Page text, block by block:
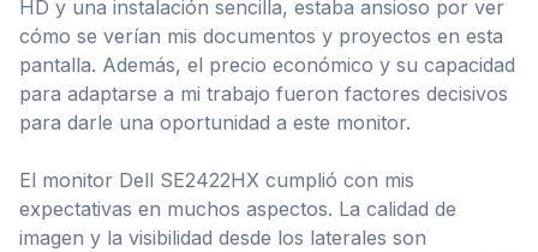
HD y una instalación sencilla, estaba ansioso por ver
cómo se verían mis documentos y proyectos en esta
pantalla. Además, el precio económico y su capacidad
para adaptarse a mi trabajo fueron factores decisivos
para darle una oportunidad a este monitor.
El monitor Dell SE2422HX cumplió con mis
expectativas en muchos aspectos. La calidad de
imagen y la visibilidad desde los laterales son